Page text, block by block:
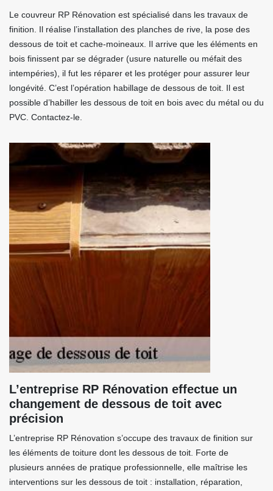
Le couvreur RP Rénovation est spécialisé dans les travaux de
finition. Il réalise l’installation des planches de rive, la pose des
dessous de toit et cache-moineaux. Il arrive que les éléments en
bois finissent par se dégrader (usure naturelle ou méfait des
intempéries), il fut les réparer et les protéger pour assurer leur
longévité. C’est l’opération habillage de dessous de toit. Il est
possible d’habiller les dessous de toit en bois avec du métal ou du
PVC. Contactez-le.
L’entreprise RP Rénovation effectue un
changement de dessous de toit avec
précision
L’entreprise RP Rénovation s’occupe des travaux de finition sur
les éléments de toiture dont les dessous de toit. Forte de
plusieurs années de pratique professionnelle, elle maîtrise les
interventions sur les dessous de toit : installation, réparation,